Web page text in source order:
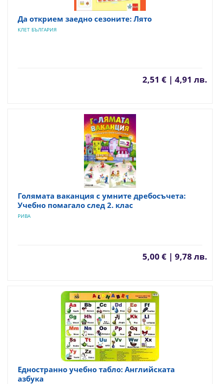
Да открием заедно сезоните: Лято
КЛЕТ БЪЛГАРИЯ
2,51 € | 4,91 лв.
Голямата ваканция с умните дребосъчета:
Учебно помагало след 2. клас
РИВА
5,00 € | 9,78 лв.
Едностранно учебно табло: Английската
азбука